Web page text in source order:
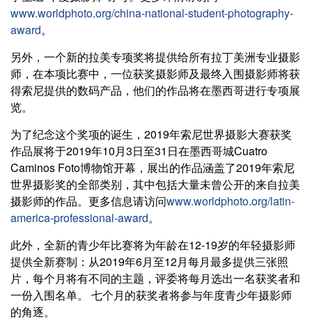
www.worldphoto.org/china-national-student-photography-
award。
另外，一个新的拉美专项奖将提供给所有拉丁美洲专业摄影
师，在本项比赛中，一位获奖摄影师及最终入围摄影师将获
得索尼提供的数码产品，他们的作品将在墨西哥进行专项展
览。
为了纪念这个奖项的诞生，2019年索尼世界摄影大赛获奖
作品展将于2019年10月3日至31日在墨西哥城Cuatro
Caminos Foto博物馆开幕，展出的作品涵盖了2019年索尼
世界摄影奖的全部类别，其中包括大量未曾公开的来自拉美
摄影师的作品。更多信息请访问www.worldphoto.org/latin-
america-professional-award。
此外，全新的青少年比赛将为年龄在12-19岁的年轻摄影师
提供全新赛制：从2019年6月至12月每月最多提供三张照
片，每个月将有不同的主题，评委将每月选出一名获奖者和
一份入围名单。 七个月的获奖者将参与年度青少年摄影师
的角逐。